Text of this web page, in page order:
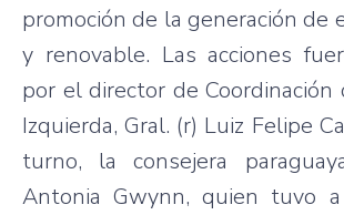
promoción de la generación de
y renovable. Las acciones
por el director de Coordinación
Izquierda, Gral. (r) Luiz Felipe
turno, la consejera
Antonia Gwynn, quien tuvo